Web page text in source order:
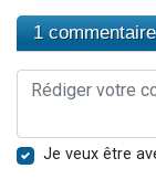
1 commentaire
Je veux être